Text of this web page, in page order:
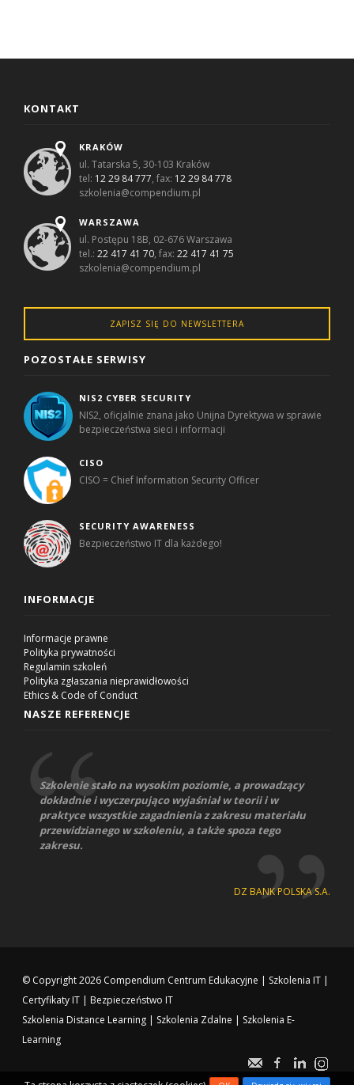
KONTAKT
KRAKÓW
ul. Tatarska 5, 30-103 Kraków
tel: 12 29 84 777, fax: 12 29 84 778
szkolenia@compendium.pl
WARSZAWA
ul. Postępu 18B, 02-676 Warszawa
tel.:22 417 41 70, fax:22 417 41 75
szkolenia@compendium.pl
ZAPISZ SIĘ DO NEWSLETTERA
POZOSTAŁE SERWISY
NIS2 CYBER SECURITY
NIS2, oficjalnie znana jako Unijna Dyrektywa w sprawie
bezpieczeństwa sieci i informacji
CISO
CISO = Chief Information Security Officer
SECURITY AWARENESS
Bezpieczeństwo IT dla każdego!
INFORMACJE
Informacje prawne
Polityka prywatności
Regulamin szkoleń
Polityka zgłaszania nieprawidłowości
Ethics & Code of Conduct
NASZE REFERENCJE
Szkolenie stało na wysokim poziomie, a prowadzący
dokładnie i wyczerpująco wyjaśniał w teorii i w
praktyce wszystkie zagadnienia z zakresu materiału
przewidzianego w szkoleniu, a także spoza tego
zakresu.
DZ BANK POLSKA S.A.
© Copyright 2026 Compendium Centrum Edukacyjne | Szkolenia IT |
Certyfikaty IT | Bezpieczeństwo IT
Szkolenia Distance Learning | Szkolenia Zdalne | Szkolenia E-
Learning